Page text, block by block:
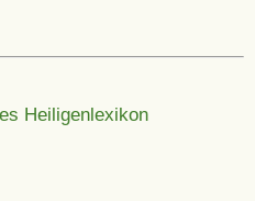
Heiligenlexikon